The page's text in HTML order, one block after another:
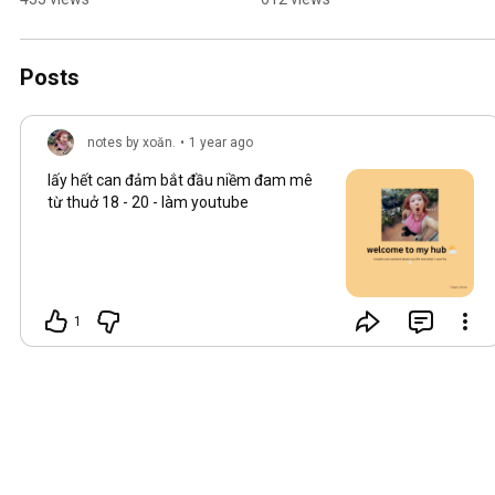
Posts
notes by xoăn. • 1 year ago
lấy hết can đảm bắt đầu niềm đam mê
từ thuở 18 - 20 - làm youtube
1